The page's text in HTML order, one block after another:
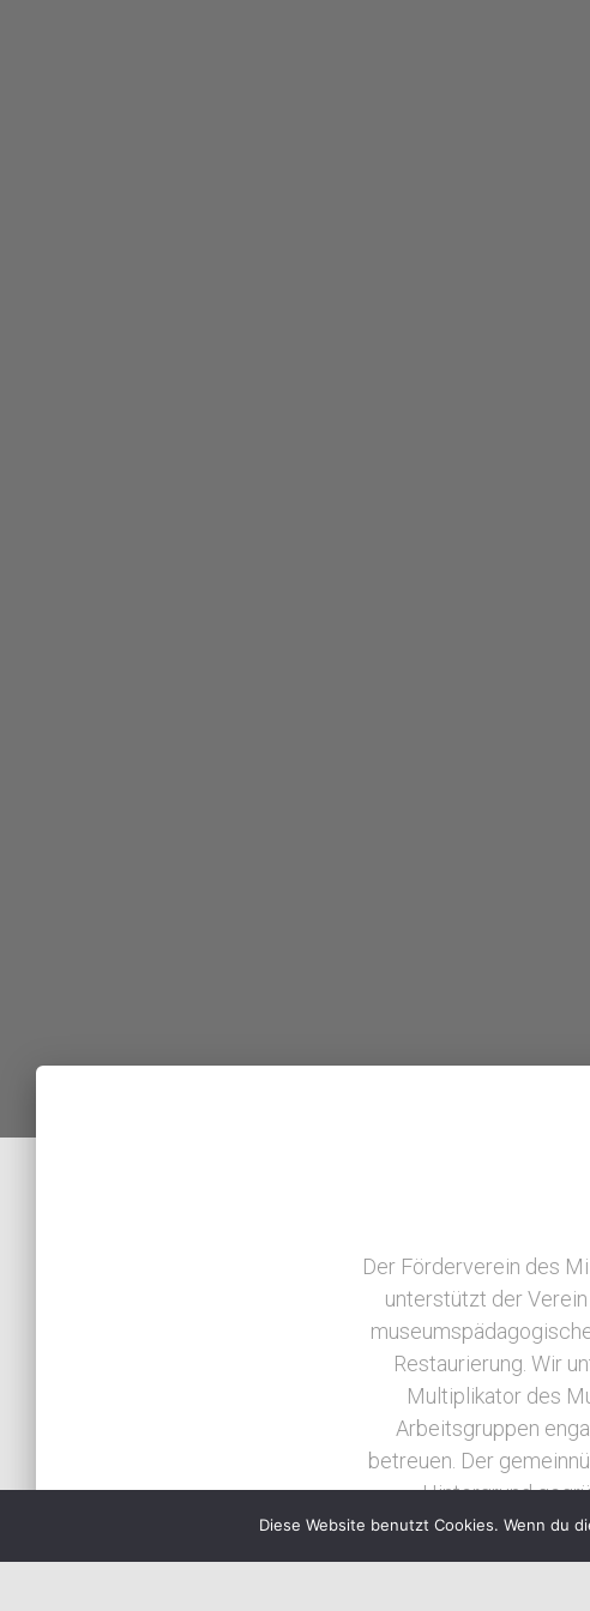
Der Förderverein des
unterstützt der
Restaurierung. Wir
Multiplikator des
Arbeitsgruppen
betreuen. Der
Hintergrund
Militärhistorischen
der bekanntesten
Diese Website benutzt Cookies. Wenn du